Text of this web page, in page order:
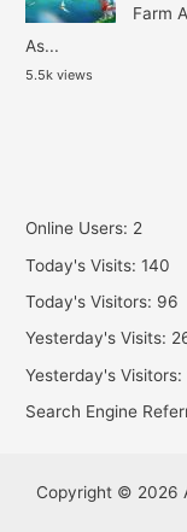
Farm
As...
5.5k views
Online Users: 2
Today's Visits:140
Today's Visitors: 96
Yesterday's Visits:
Yesterday's Visitors:
Search Engine
Copyright © 2026